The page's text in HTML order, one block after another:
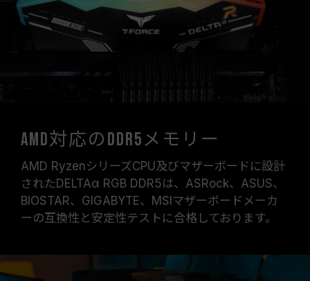
（JEDEC標準）で動作し、例えばDDR5-
4800（またはそれ以下）となります。これは正
常な動作であり、製品の欠陥ではありません。
り、一部のマザーボードでは、指定された周波数
に達しない可能性があります。最大動作周波数
はJEDEC標準に準拠しておらず、システムの安
定性に影響を及ぼす可能性があります。オーバー
クロックによる不安定性が発生した場合は、
BIOSの設定をデフォルトに戻してください。
メモリモジュールに表示されている周波数は「最
大対応周波数」であり、システムによって最大周
ご使用のマザーボードおよびプロセッサが、対応
するオーバークロック技術（XMP 3.0 / EXPO）
AMD対応のDDR5メモリー
AMD RyzenシリーズCPU及びマザーボードに設計
されたDELTAα RGB DDR5は、ASRock、ASUS、
BIOSTAR、GIGABYTE、MSIマザーボードメーカ
ーの互換性と安定性テストに合格しております。